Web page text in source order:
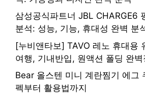
삼성공식파트너 JBL CHARGE6
분석: 성능, 기능, 휴대성 완벽 분
[누비앤타보] TAVO 레노 휴대용
여행, 기내반입, 원액션 폴딩 완벽
Bear 올스텐 미니 계란찜기 에그
펙부터 활용법까지